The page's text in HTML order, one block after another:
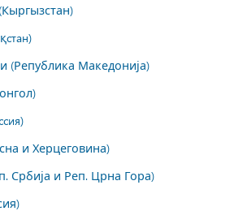
(Република Македонија)
и Херцеговина)
Србија и Реп. Црна Гора)